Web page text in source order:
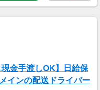
場合
でも
荷の業
ため
現金手渡しOK】日給保
インの配送ドライバー